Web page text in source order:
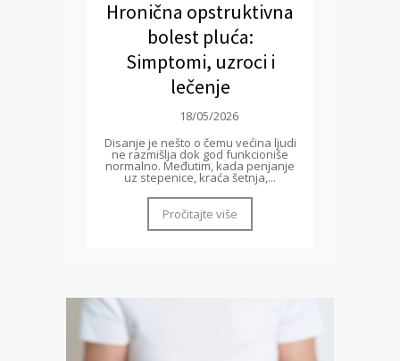
Hronična opstruktivna
bolest pluća:
Simptomi, uzroci i
lečenje
18/05/2026
Disanje je nešto o čemu većina ljudi
ne razmišlja dok god funkcioniše
normalno. Međutim, kada penjanje
uz stepenice, kraća šetnja,...
Pročitajte više